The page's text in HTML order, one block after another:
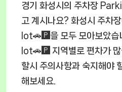
경기 화성시의 주차장
고 계시나요? 화성시 주차
lot🚗🅿️을 모두 모아보았
lot🚗🅿️ 지역별로 편차가 많
할시 주의사항과 숙지해야
해보세요.